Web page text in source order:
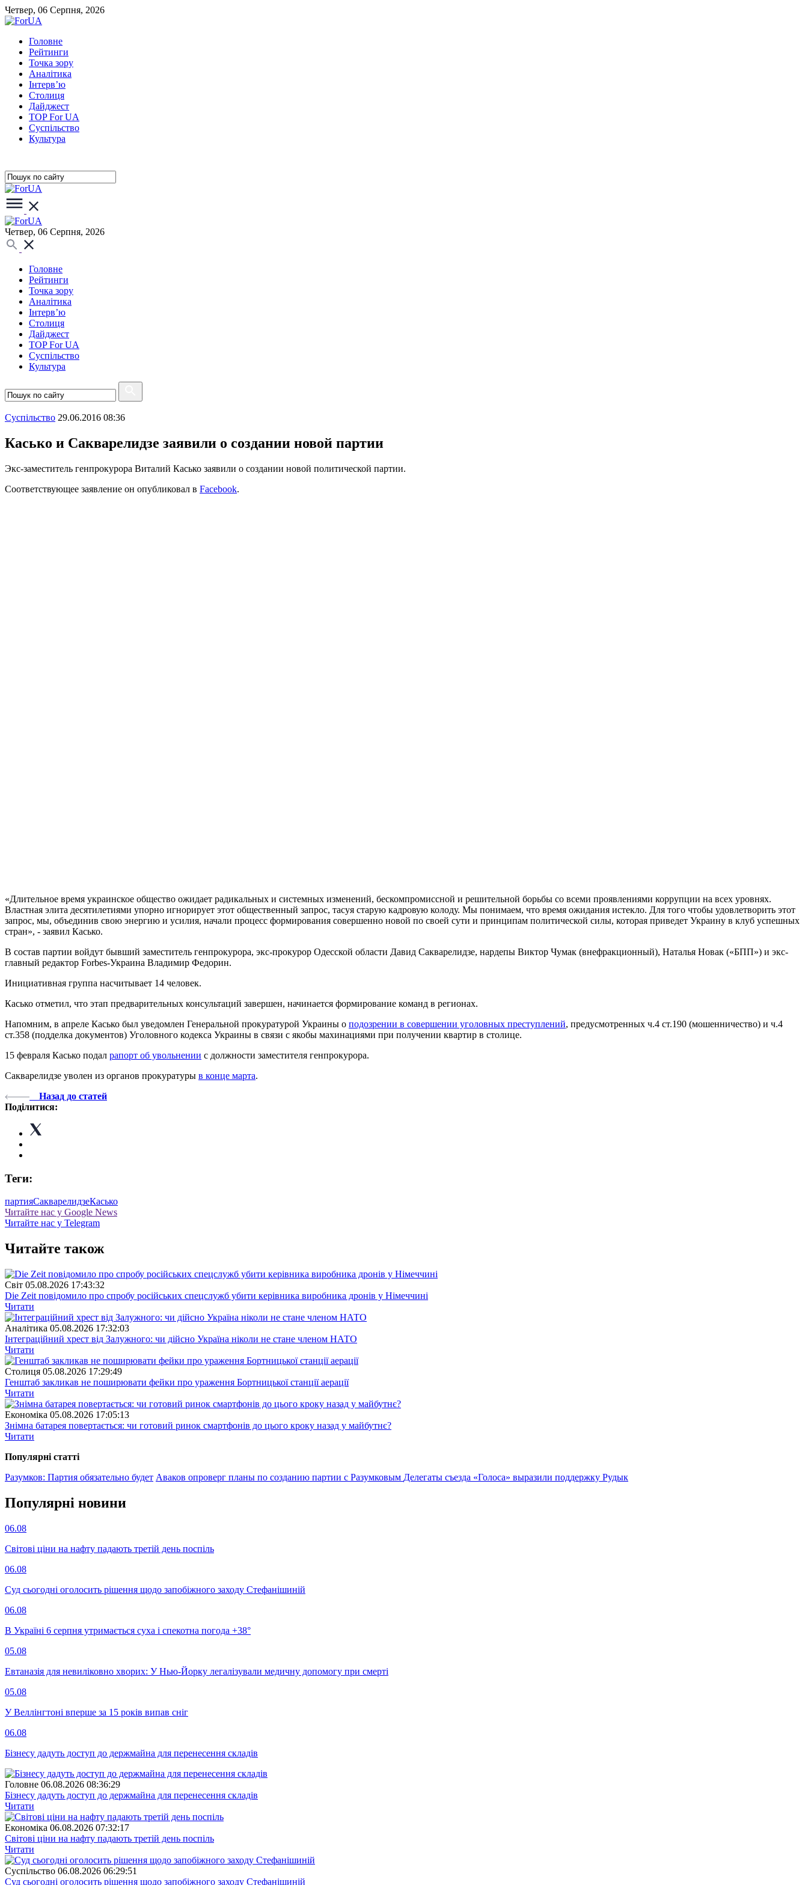
Четвер, 06 Серпня, 2026
Головне
Рейтинги
Точка зору
Аналітика
Інтерв’ю
Столиця
Дайджест
TOP For UA
Суспiльство
Культура
Четвер, 06 Серпня, 2026
Головне
Рейтинги
Точка зору
Аналітика
Інтерв’ю
Столиця
Дайджест
TOP For UA
Суспiльство
Культура
Суспiльство 29.06.2016 08:36
Касько и Сакварелидзе заявили о создании новой партии
Экс-заместитель генпрокурора Виталий Касько заявили о создании новой политической партии.
Соответствующее заявление он опубликовал в Facebook.
«Длительное время украинское общество ожидает радикальных и системных изменений, бескомпромиссной и решительной борьбы со всеми проявлениями коррупции на всех уровнях.
Властная элита десятилетиями упорно игнорирует этот общественный запрос, тасуя старую кадровую колоду. Мы понимаем, что время ожидания истекло. Для того чтобы удовлетворить этот
запрос, мы, объединив свою энергию и усилия, начали процесс формирования совершенно новой по своей сути и принципам политической силы, которая приведет Украину в клуб успешных
стран», - заявил Касько.
В состав партии войдут бывший заместитель генпрокурора, экс-прокурор Одесской области Давид Сакварелидзе, нардепы Виктор Чумак (внефракционный), Наталья Новак («БПП») и экс-
главный редактор Forbes-Украина Владимир Федорин.
Инициативная группа насчитывает 14 человек.
Касько отметил, что этап предварительных консультаций завершен, начинается формирование команд в регионах.
Напомним, в апреле Касько был уведомлен Генеральной прокуратурой Украины о подозрении в совершении уголовных преступлений, предусмотренных ч.4 ст.190 (мошенничество) и ч.4
ст.358 (подделка документов) Уголовного кодекса Украины в связи с якобы махинациями при получении квартир в столице.
15 февраля Касько подал рапорт об увольнении с должности заместителя генпрокурора.
Сакварелидзе уволен из органов прокуратуры в конце марта.
Назад до статей
Поділитися:
Теги:
партияСакварелидзеКасько
Читайте нас у Google News
Читайте нас у Telegram
Читайте також
Свiт 05.08.2026 17:43:32
Die Zeit повідомило про спробу російських спецслужб убити керівника виробника дронів у Німеччині
Читати
Аналітика 05.08.2026 17:32:03
Інтеграційний хрест від Залужного: чи дійсно Україна ніколи не стане членом НАТО
Читати
Столиця 05.08.2026 17:29:49
Генштаб закликав не поширювати фейки про ураження Бортницької станції аерації
Читати
Економіка 05.08.2026 17:05:13
Знімна батарея повертається: чи готовий ринок смартфонів до цього кроку назад у майбутнє?
Читати
Популярнi статтi
Разумков: Партия обязательно будет Аваков опроверг планы по созданию партии с Разумковым Делегаты съезда «Голоса» выразили поддержку Рудык
Популярнi новини
06.08
Світові ціни на нафту падають третій день поспіль
06.08
Суд сьогодні оголосить рішення щодо запобіжного заходу Стефанішиній
06.08
В Україні 6 серпня утримається суха і спекотна погода +38°
05.08
Евтаназія для невиліковно хворих: У Нью-Йорку легалізували медичну допомогу при смерті
05.08
У Веллінгтоні вперше за 15 років випав сніг
06.08
Бізнесу дадуть доступ до держмайна для перенесення складів
Головне 06.08.2026 08:36:29
Бізнесу дадуть доступ до держмайна для перенесення складів
Читати
Економіка 06.08.2026 07:32:17
Світові ціни на нафту падають третій день поспіль
Читати
Суспiльство 06.08.2026 06:29:51
Суд сьогодні оголосить рішення щодо запобіжного заходу Стефанішиній